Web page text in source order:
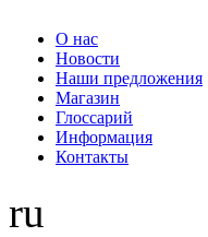
О нас
Новости
Наши предложения
Магазин
Глоссарий
Информация
Контакты
ru